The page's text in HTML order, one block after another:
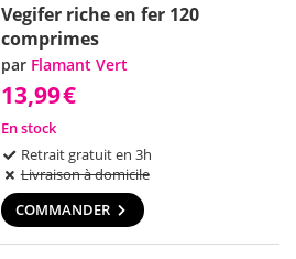
Vegifer riche en fer 120
comprimes
par Flamant Vert
13,99€
En stock
Retrait gratuit en 3h
Livraison à domicile
COMMANDER